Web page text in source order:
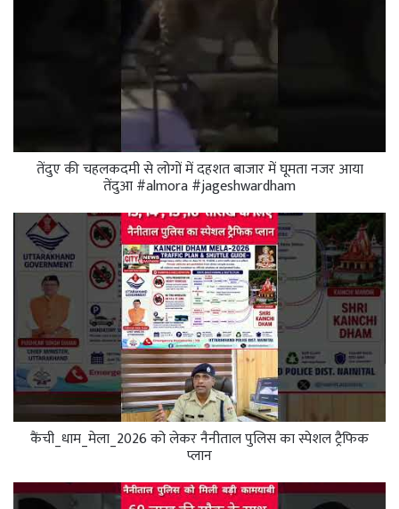
तेंदुए की चहलकदमी से लोगों में दहशत बाजार में घूमता नजर आया
तेंदुआ #almora #jageshwardham
कैंची_धाम_मेला_2026 को लेकर नैनीताल पुलिस का स्पेशल ट्रैफिक
प्लान